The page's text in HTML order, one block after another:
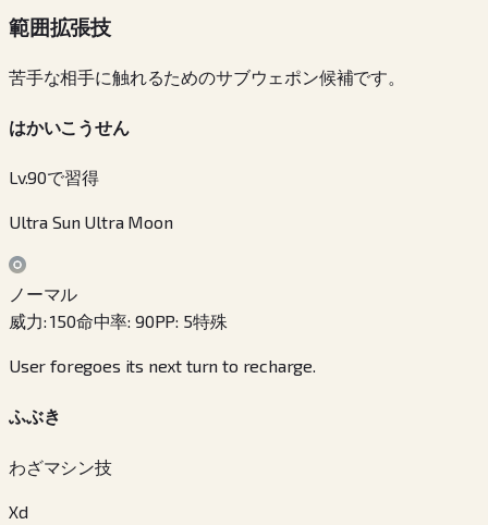
範囲拡張技
苦手な相手に触れるためのサブウェポン候補です。
はかいこうせん
Lv.90で習得
Ultra Sun Ultra Moon
ノーマル
威力:150命中率: 90PP: 5特殊
User foregoes its next turn to recharge.
ふぶき
わざマシン技
Xd